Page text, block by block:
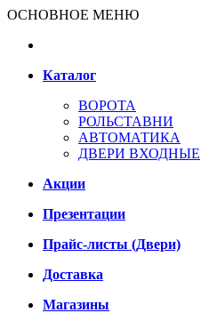
ОСНОВНОЕ МЕНЮ
Каталог
ВОРОТА
РОЛЬСТАВНИ
АВТОМАТИКА
ДВЕРИ ВХОДНЫЕ
Акции
Презентации
Прайс-листы (Двери)
Доставка
Магазины